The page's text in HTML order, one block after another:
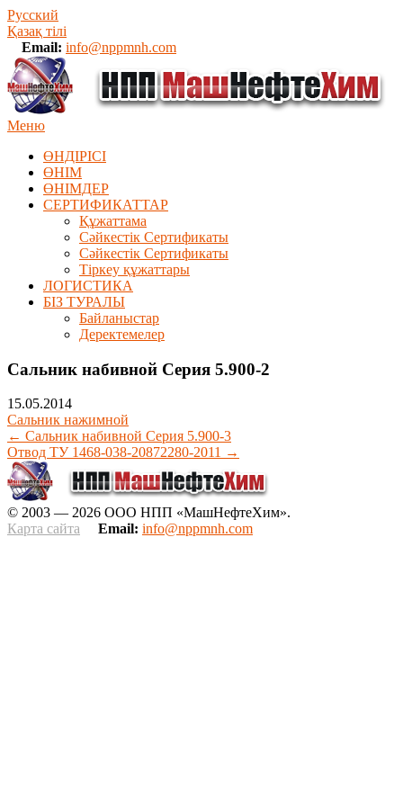
Русский
Қазақ тілі
Email: info@nppmnh.com
Меню
ӨНДІРІСІ
ӨНІМ
ӨHIМДЕР
СЕРТИФИКАТТАР
Құжаттама
Сәйкестік Сертификаты
Сәйкестік Сертификаты
Тіркеу құжаттары
ЛОГИСТИКА
БІЗ ТУРАЛЫ
Байланыстар
Деректемелер
Сальник набивной Серия 5.900-2
15.05.2014
Сальник нажимной
← Сальник набивной Серия 5.900-3
Отвод ТУ 1468-038-20872280-2011 →
© 2003 — 2026 ООО НПП «МашНефтеХим».
Карта сайта
Email: info@nppmnh.com